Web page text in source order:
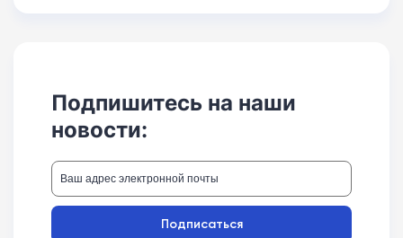
Подпишитесь на наши
новости:
Подписаться